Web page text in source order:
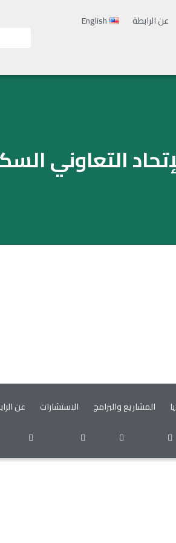
عن الرابطة English
التعاوني
المشاريع والبرامج الاستشارات عن